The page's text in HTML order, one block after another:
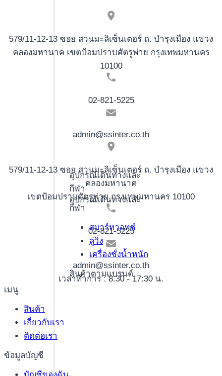
อุปกรณ์เดินทางและ
กีฬา
อุปกรณ์เดินทางและ
กีฬา
สมาร์ทวอทช์
ลู่วิ่ง
เครื่องชั่งน้ำหนัก
สินค้าตามแบรนด์
579/11-12-13 ซอย สวนมะลิเซ็นเตอร์ ถ. บำรุงเมือง แขวง
คลองมหานาค เขตป้อมปราบศัตรูพ่าย กรุงเทพมหานคร
10100
02-821-5225
admin@ssinter.co.th
579/11-12-13 ซอย สวนมะลิเซ็นเตอร์ ถ. บำรุงเมือง แขวง
คลองมหานาค
เขตป้อมปราบศัตรูพ่าย กรุงเทพมหานคร 10100
02-821-5225
admin@ssinter.co.th
เวลาทำการ : 8.30 - 17:30 น.
เมนู
สินค้า
เกี่ยวกับเรา
ติดต่อเรา
ข้อมูลบัญชี